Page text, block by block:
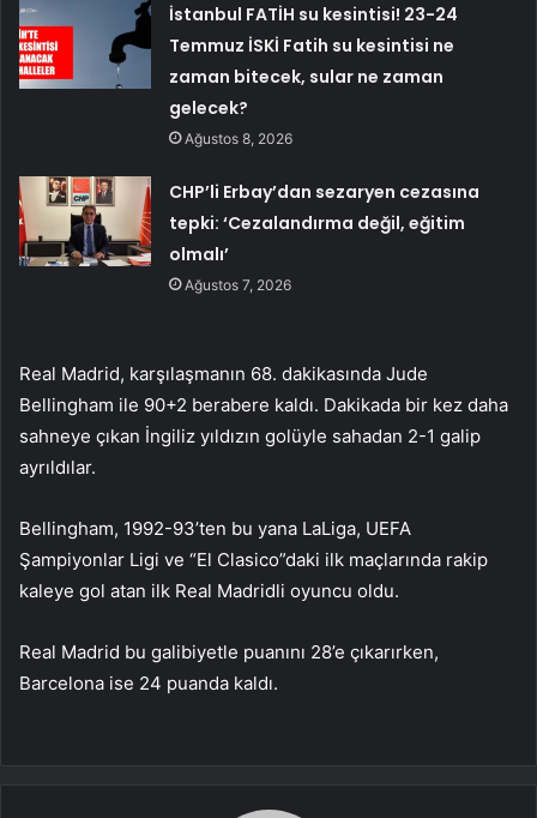
İstanbul FATİH su kesintisi! 23-24
Temmuz İSKİ Fatih su kesintisi ne
zaman bitecek, sular ne zaman
gelecek?
Ağustos 8, 2026
CHP’li Erbay’dan sezaryen cezasına
tepki: ‘Cezalandırma değil, eğitim
olmalı’
Ağustos 7, 2026
Real Madrid, karşılaşmanın 68. dakikasında Jude
Bellingham ile 90+2 berabere kaldı. Dakikada bir kez daha
sahneye çıkan İngiliz yıldızın golüyle sahadan 2-1 galip
ayrıldılar.
Bellingham, 1992-93’ten bu yana LaLiga, UEFA
Şampiyonlar Ligi ve “El Clasico”daki ilk maçlarında rakip
kaleye gol atan ilk Real Madridli oyuncu oldu.
Real Madrid bu galibiyetle puanını 28’e çıkarırken,
Barcelona ise 24 puanda kaldı.